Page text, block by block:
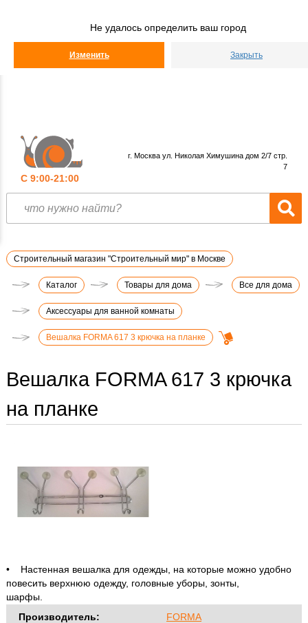
Не удалось определить ваш город
Изменить Закрыть
С 9:00-21:00
г. Москва ул. Николая Химушина дом 2/7 стр.
7
Строительный магазин "Строительный мир" в Москве
Каталог Товары для дома Все для дома
Аксессуары для ванной комнаты
Вешалка FORMA 617 3 крючка на планке
Вешалка FORMA 617 3 крючка
на планке
• Настенная вешалка для одежды, на которые можно удобно
повесить верхнюю одежду, головные уборы, зонты,
шарфы.
Производитель:
FORMA